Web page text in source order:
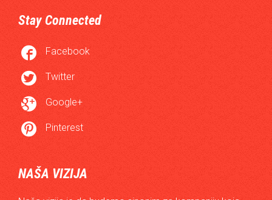
Stay Connected
 Facebook
 Twitter
 Google+
 Pinterest
NAŠA VIZIJA